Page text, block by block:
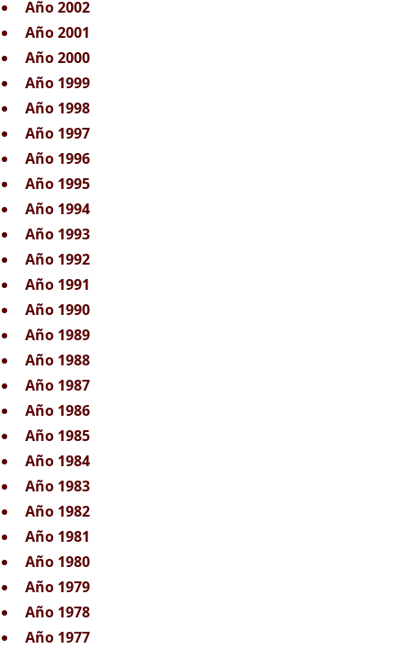
Año 2002
Año 2001
Año 2000
Año 1999
Año 1998
Año 1997
Año 1996
Año 1995
Año 1994
Año 1993
Año 1992
Año 1991
Año 1990
Año 1989
Año 1988
Año 1987
Año 1986
Año 1985
Año 1984
Año 1983
Año 1982
Año 1981
Año 1980
Año 1979
Año 1978
Año 1977